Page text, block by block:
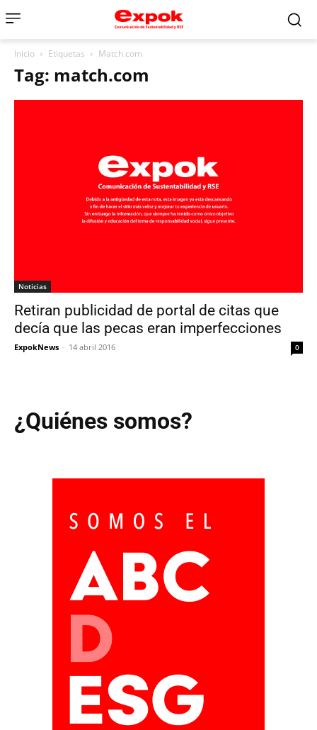
Inicio Etiquetas Match.com
Tag: match.com
Noticias
Retiran publicidad de portal de citas que
decía que las pecas eran imperfecciones
ExpokNews - 14 abril 2016 0
¿Quiénes somos?